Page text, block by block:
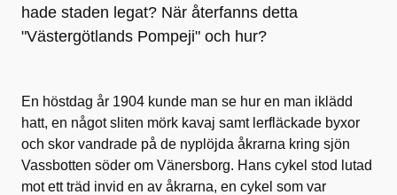
hade staden legat? När återfanns detta
"Västergötlands Pompeji" och hur?
En höstdag år 1904 kunde man se hur en man iklädd
hatt, en något sliten mörk kavaj samt lerfläckade byxor
och skor vandrade på de nyplöjda åkrarna kring sjön
Vassbotten söder om Vänersborg. Hans cykel stod lutad
mot ett träd invid en av åkrarna, en cykel som var